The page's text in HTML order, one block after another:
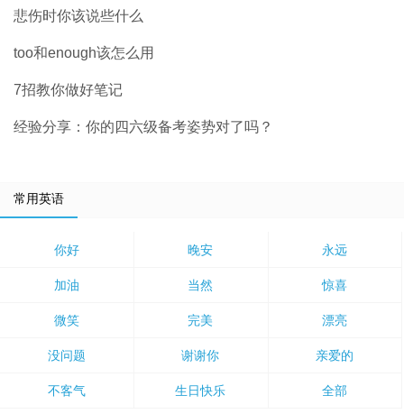
悲伤时你该说些什么
too和enough该怎么用
7招教你做好笔记
经验分享：你的四六级备考姿势对了吗？
常用英语
你好 晚安 永远
加油 当然 惊喜
微笑 完美 漂亮
没问题 谢谢你 亲爱的
不客气 生日快乐 全部